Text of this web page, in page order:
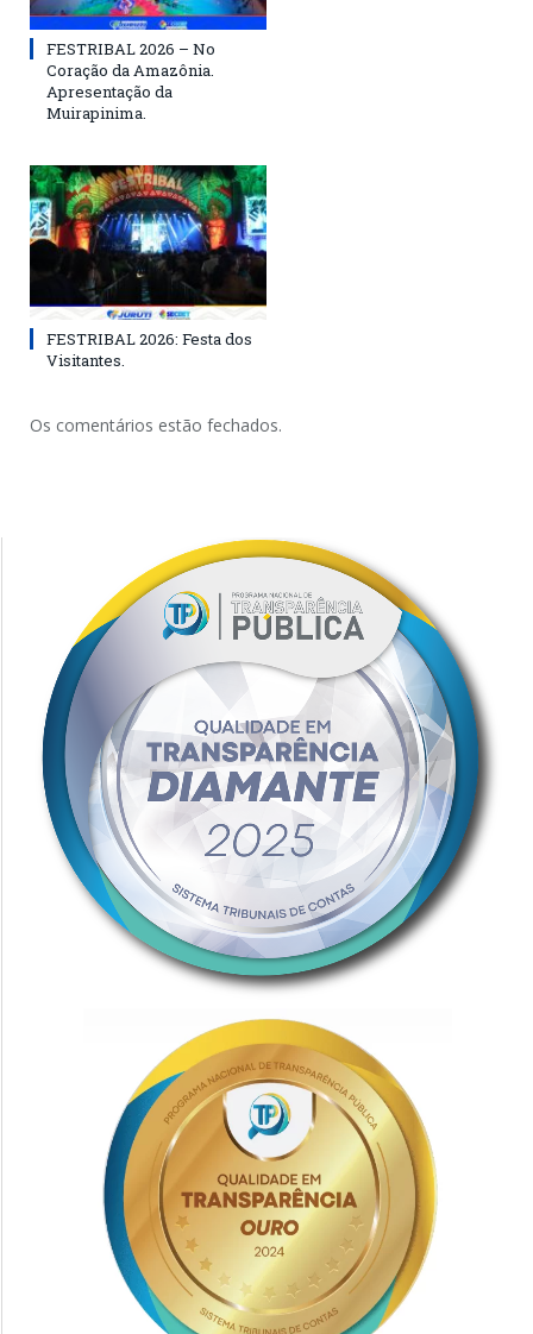
FESTRIBAL 2026 – No
Coração da Amazônia.
Apresentação da
Muirapinima.
FESTRIBAL 2026: Festa dos
Visitantes.
Os comentários estão fechados.